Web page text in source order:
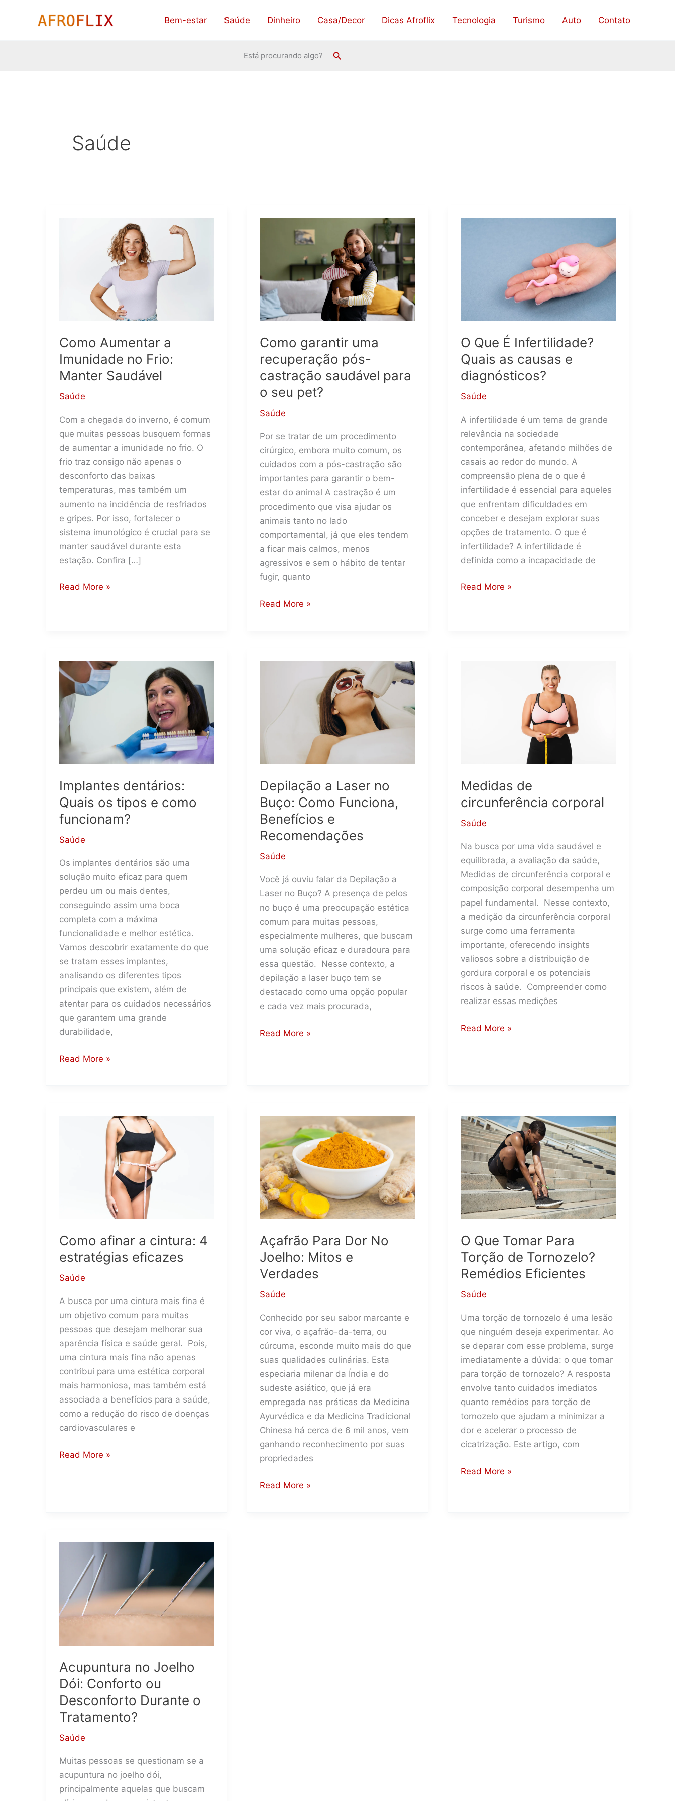
Bem-estar Saúde Dinheiro Casa/Decor Dicas Afroflix Tecnologia Turismo Auto Contato
Está procurando algo? Pesquisar
Saúde
Como Aumentar a
Imunidade no Frio:
Manter Saudável
Saúde
Com a chegada do inverno, é comum
que muitas pessoas busquem formas
de aumentar a imunidade no frio. O
frio traz consigo não apenas o
desconforto das baixas
temperaturas, mas também um
aumento na incidência de resfriados
e gripes. Por isso, fortalecer o
sistema imunológico é crucial para se
manter saudável durante esta
estação. Confira […]
Como
Manter
Saudável
Read More »
Como garantir uma
recuperação pós-
castração saudável para
o seu pet?
Saúde
Por se tratar de um procedimento
cirúrgico, embora muito comum, os
cuidados com a pós-castração são
importantes para garantir o bem-
estar do animal A castração é um
procedimento que visa ajudar os
animais tanto no lado
comportamental, já que eles tendem
a ficar mais calmos, menos
agressivos e sem o hábito de tentar
fugir, quanto
Como
pós-
seu
Read More »
O Que É Infertilidade?
Quais as causas e
diagnósticos?
Saúde
A infertilidade é um tema de grande
relevância na sociedade
contemporânea, afetando milhões de
casais ao redor do mundo. A
compreensão plena de o que é
infertilidade é essencial para aqueles
que enfrentam dificuldades em
conceber e desejam explorar suas
opções de tratamento. O que é
infertilidade? A infertilidade é
definida como a incapacidade de
O
Read More »
Implantes dentários:
Quais os tipos e como
funcionam?
Saúde
Os implantes dentários são uma
solução muito eficaz para quem
perdeu um ou mais dentes,
conseguindo assim uma boca
completa com a máxima
funcionalidade e melhor estética.
Vamos descobrir exatamente do que
se tratam esses implantes,
analisando os diferentes tipos
principais que existem, além de
atentar para os cuidados necessários
que garantem uma grande
durabilidade,
Implantes
Read More »
Depilação a Laser no
Buço: Como Funciona,
Benefícios e
Recomendações
Saúde
Você já ouviu falar da Depilação a
Laser no Buço? A presença de pelos
no buço é uma preocupação estética
comum para muitas pessoas,
especialmente mulheres, que buscam
uma solução eficaz e duradoura para
essa questão. Nesse contexto, a
depilação a laser buço tem se
destacado como uma opção popular
e cada vez mais procurada,
Depilação
Funciona,
Benefícios
e
Recomendações
Read More »
Medidas de
circunferência corporal
Saúde
Na busca por uma vida saudável e
equilibrada, a avaliação da saúde,
Medidas de circunferência corporal e
composição corporal desempenha um
papel fundamental. Nesse contexto,
a medição da circunferência corporal
surge como uma ferramenta
importante, oferecendo insights
valiosos sobre a distribuição de
gordura corporal e os potenciais
riscos à saúde. Compreender como
realizar essas medições
Medidas
Read More »
Como afinar a cintura: 4
estratégias eficazes
Saúde
A busca por uma cintura mais fina é
um objetivo comum para muitas
pessoas que desejam melhorar sua
aparência física e saúde geral. Pois,
uma cintura mais fina não apenas
contribui para uma estética corporal
mais harmoniosa, mas também está
associada a benefícios para a saúde,
como a redução do risco de doenças
cardiovasculares e
Como
Read More »
Açafrão Para Dor No
Joelho: Mitos e
Verdades
Saúde
Conhecido por seu sabor marcante e
cor viva, o açafrão-da-terra, ou
cúrcuma, esconde muito mais do que
suas qualidades culinárias. Esta
especiaria milenar da Índia e do
sudeste asiático, que já era
empregada nas práticas da Medicina
Ayurvédica e da Medicina Tradicional
Chinesa há cerca de 6 mil anos, vem
ganhando reconhecimento por suas
propriedades
Açafrão
Read More »
O Que Tomar Para
Torção de Tornozelo?
Remédios Eficientes
Saúde
Uma torção de tornozelo é uma lesão
que ninguém deseja experimentar. Ao
se deparar com esse problema, surge
imediatamente a dúvida: o que tomar
para torção de tornozelo? A resposta
envolve tanto cuidados imediatos
quanto remédios para torção de
tornozelo que ajudam a minimizar a
dor e acelerar o processo de
cicatrização. Este artigo, com
O
Read More »
Acupuntura no Joelho
Dói: Conforto ou
Desconforto Durante o
Tratamento?
Saúde
Muitas pessoas se questionam se a
acupuntura no joelho dói,
principalmente aquelas que buscam